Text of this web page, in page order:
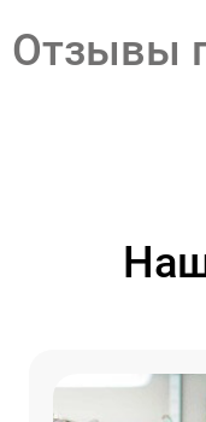
Отзывы